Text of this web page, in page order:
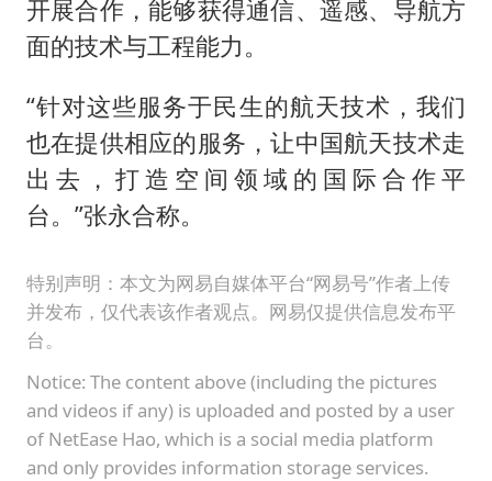
开展合作，能够获得通信、遥感、导航方
面的技术与工程能力。
“针对这些服务于民生的航天技术，我们
也在提供相应的服务，让中国航天技术走
出去，打造空间领域的国际合作平
台。”张永合称。
特别声明：本文为网易自媒体平台“网易号”作者上传
并发布，仅代表该作者观点。网易仅提供信息发布平
台。
Notice: The content above (including the pictures
and videos if any) is uploaded and posted by a user
of NetEase Hao, which is a social media platform
and only provides information storage services.